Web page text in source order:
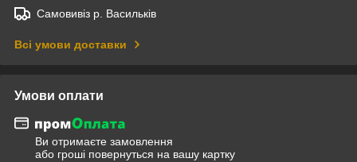
Самовивіз р. Васильків
Всі умови доставки
Умови оплати
Ви отримаєте замовлення
або гроші повернуться на вашу картку